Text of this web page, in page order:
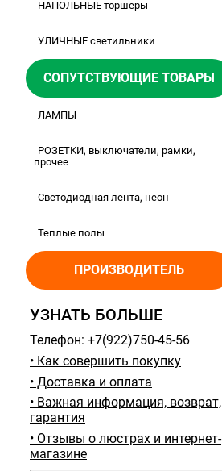
НАПОЛЬНЫЕ торшеры
УЛИЧНЫЕ светильники
СОПУТСТВУЮЩИЕ ТОВАРЫ
ЛАМПЫ
РОЗЕТКИ, выключатели, рамки,
прочее
Светодиодная лента, неон
Теплые полы
ПРОИЗВОДИТЕЛЬ
УЗНАТЬ БОЛЬШЕ
Телефон: +7(922)750-45-56
• Как совершить покупку
• Доставка и оплата
• Важная информация, возврат,
гарантия
• Отзывы о люстрах и интернет-
магазине